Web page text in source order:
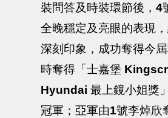
裝問答及時裝環節後，4
全晚穩定及亮眼的表現
深刻印象，成功奪得今
時奪得「士嘉堡
Hyundai最上鏡小姐獎
冠軍；亞軍由1號李焯欣